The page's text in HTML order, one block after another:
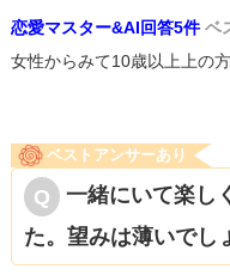
恋愛マスター&AI回答5件 ベ
女性からみて10歳以上上の
ベストアンサーあり
一緒にいて楽し
た。望みは薄いでし